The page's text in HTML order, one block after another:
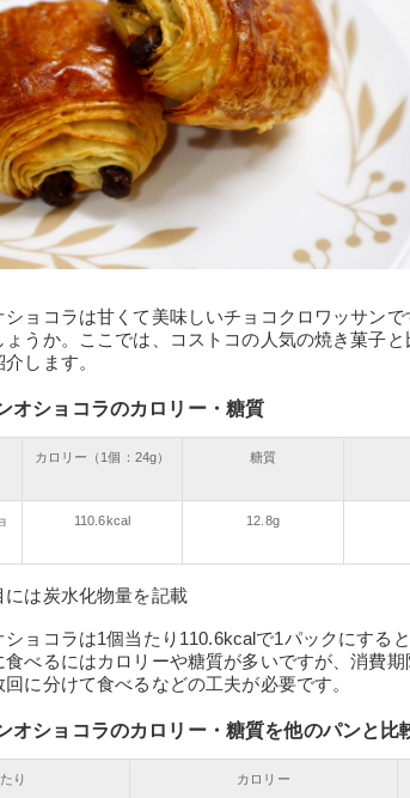
ショコラは甘くて美味しいチョコクロワッサン
うか。ここでは、コストコの人気の焼き菓子と
します。
オショコラのカロリー・糖質
カロリー（1個：24g） 糖質
110.6kcal 12.8g
は炭水化物量を記載
ショコラは1個当たり110.6kcalで1パックにする
べるにはカロリーや糖質が多いですが、消費
に分けて食べるなどの工夫が必要です。
オショコラのカロリー・糖質を他のパンと比
り カロリー